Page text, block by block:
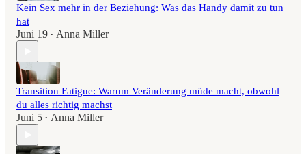
Kein Sex mehr in der Beziehung: Was das Handy damit zu tun
hat
Juni 19 • Anna Miller
Transition Fatigue: Warum Veränderung müde macht, obwohl
du alles richtig machst
Juni 5 • Anna Miller